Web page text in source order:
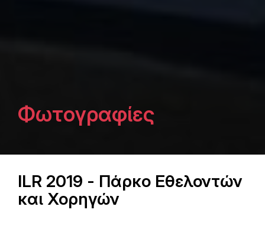
Φωτογραφίες
ILR 2019 - Πάρκο Εθελοντών
και Χορηγών